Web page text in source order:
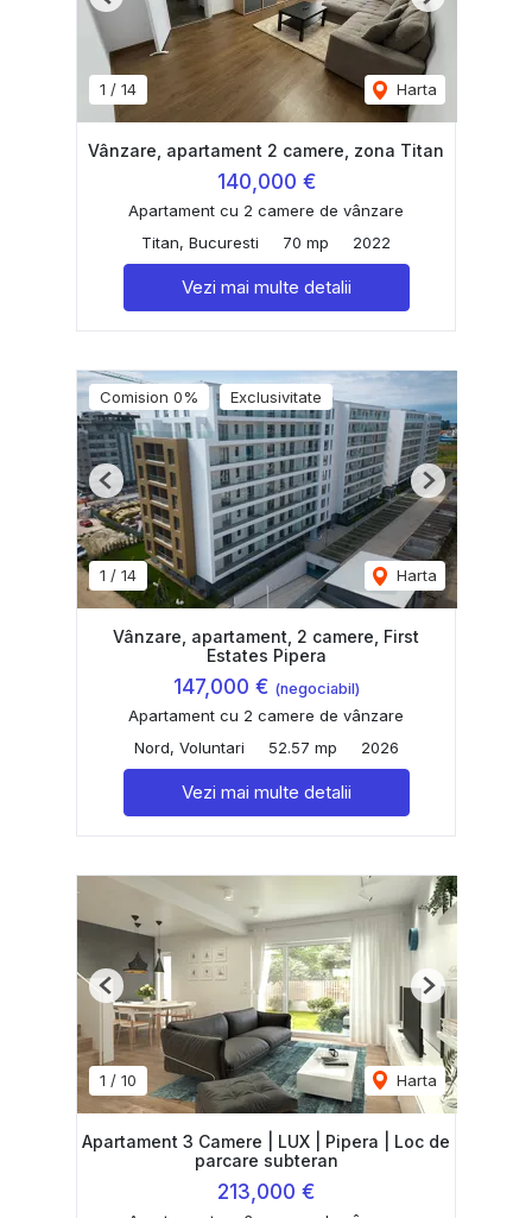
1 / 14 Harta
Vânzare, apartament 2 camere, zona Titan
140,000 €
Apartament cu 2 camere de vânzare
Titan, Bucuresti
70 mp 2022
Vezi mai multe detalii
Comision 0% Exclusivitate
1 / 14 Harta
Previous Next
Vânzare, apartament, 2 camere, First
Estates Pipera
147,000 € (negociabil)
Apartament cu 2 camere de vânzare
Nord, Voluntari
52.57 mp 2026
Vezi mai multe detalii
1 / 10 Harta
Previous Next
Apartament 3 Camere | LUX | Pipera | Loc de
parcare subteran
213,000 €